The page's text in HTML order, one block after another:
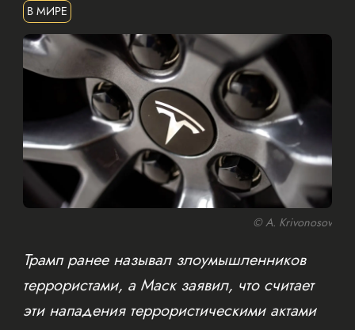
В МИРЕ
© A. Krivonosov
Трамп ранее называл злоумышленников
террористами, а Маск заявил, что считает
эти нападения террористическими актами